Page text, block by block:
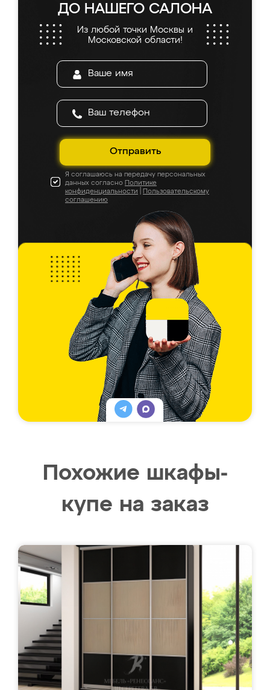
ДО НАШЕГО САЛОНА
Из любой точки Москвы и
Московской области!
Отправить
Я соглашаюсь на передачу персональных
данных согласно Политике
конфиденциальности
Пользовательскому
соглашению
Похожие шкафы-
купе на заказ